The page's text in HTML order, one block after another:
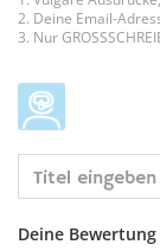
Deine Email-
Nur
Deine